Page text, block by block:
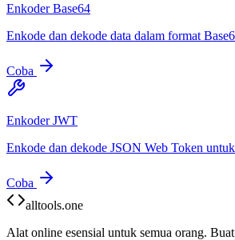
Enkoder Base64
Enkode dan dekode data dalam format
Coba
Enkoder JWT
Enkode dan dekode JSON Web Token
Coba
alltools.one
Alat online esensial untuk semua orang.